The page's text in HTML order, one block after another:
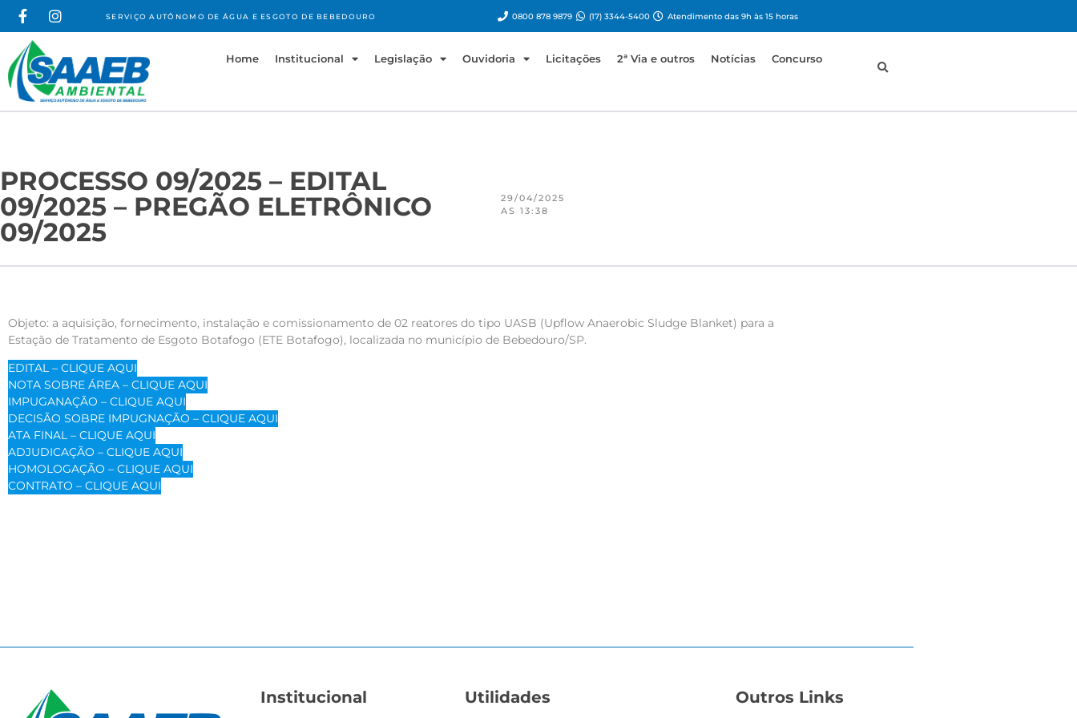
SERVIÇO AUTÔNOMO DE ÁGUA E ESGOTO DE BEBEDOURO 0800 878 9879 (17) 3344-5400 Atendimento das 9h às 15 horas
Home Institucional Legislação Ouvidoria Licitações 2ª Via e outros Notícias Concurso
PROCESSO 09/2025 – EDITAL
09/2025 – PREGÃO ELETRÔNICO
09/2025
29/04/2025
AS 13:38
Objeto: a aquisição, fornecimento, instalação e comissionamento de 02 reatores do tipo UASB (Upflow Anaerobic Sludge Blanket) para a
Estação de Tratamento de Esgoto Botafogo (ETE Botafogo), localizada no município de Bebedouro/SP.
EDITAL – CLIQUE AQUI
NOTA SOBRE ÁREA – CLIQUE AQUI
IMPUGANAÇÃO – CLIQUE AQUI
DECISÃO SOBRE IMPUGNAÇÃO – CLIQUE AQUI
ATA FINAL – CLIQUE AQUI
ADJUDICAÇÃO – CLIQUE AQUI
HOMOLOGAÇÃO – CLIQUE AQUI
CONTRATO – CLIQUE AQUI
Institucional Utilidades Outros Links